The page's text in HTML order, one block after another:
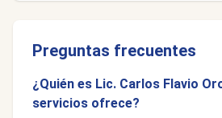
Preguntas frecuentes
¿Quién es Lic. Carlos Flavio
servicios ofrece?